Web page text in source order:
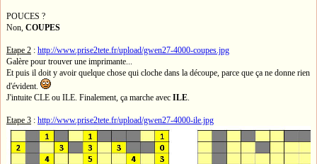
POUCES ?
Non, COUPES
Etape 2 : http://www.prise2tete.fr/upload/gwen27-4000-coupes.jpg
Galère pour trouver une imprimante...
Et puis il doit y avoir quelque chose qui cloche dans la découpe, parce que ça ne donne rien
d'évident.
J'intuite CLE ou ILE. Finalement, ça marche avec ILE.
Etape 3 : http://www.prise2tete.fr/upload/gwen27-4000-ile.jpg